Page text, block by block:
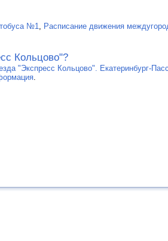
№1
Расписание движения
Кольцово"?
"Экспресс Кольцово". Екатеринбург-